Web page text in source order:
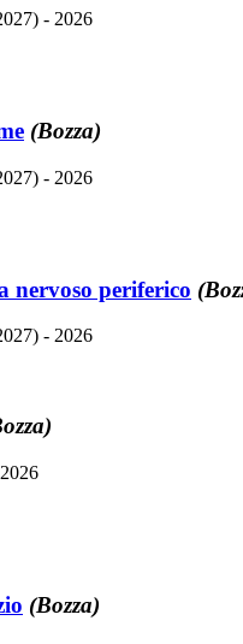
- 2026
(Bozza)
- 2026
nervoso periferico
- 2026
(Bozza)